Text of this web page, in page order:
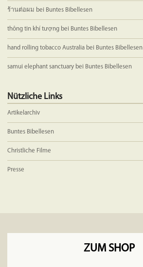
ร้านต่อผม bei Buntes Bibellesen
thông tin khí tượng bei Buntes Bibellesen
hand rolling tobacco Australia bei Buntes Bibellesen
samui elephant sanctuary bei Buntes Bibellesen
Nützliche Links
Artikelarchiv
Buntes Bibellesen
Christliche Filme
Presse
ZUM SHOP